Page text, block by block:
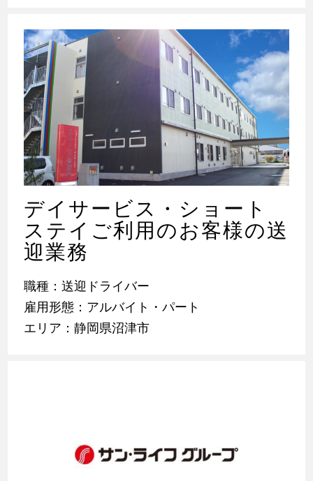
デイサービス・ショート
ステイご利用のお客様の送
迎業務
職種：送迎ドライバー
雇用形態：アルバイト・パート
エリア：静岡県沼津市